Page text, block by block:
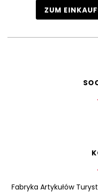
ZUM
Fabryka Artykułów